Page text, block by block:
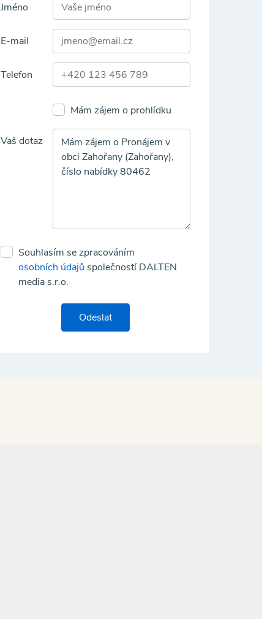
Jméno
E-mail
Telefon
Mám zájem o prohlídku
Vaš dotaz
Souhlasím se zpracováním
osobních údajů společností DALTEN
media s.r.o.
Odeslat